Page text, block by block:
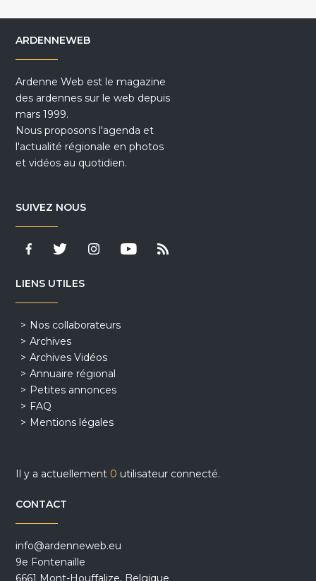
ARDENNEWEB
Ardenne Web est le magazine
des ardennes sur le web depuis
mars 1999.
Nous proposons l'agenda et
l'actualité régionale en photos
et vidéos au quotidien.
SUIVEZ NOUS
LIENS UTILES
Nos collaborateurs
Archives
Archives Vidéos
Annuaire régional
Petites annonces
FAQ
Mentions légales
Il y a actuellement 0 utilisateur connecté.
CONTACT
info@ardenneweb.eu
9e Fontenaille
6661 Mont-Houffalize, Belgique